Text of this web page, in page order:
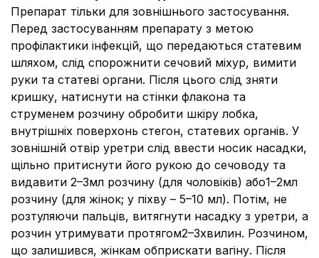
Препарат тільки для зовнішнього застосування.
Перед застосуванням препарату з метою
профілактики інфекцій, що передаються статевим
шляхом, слід спорожнити сечовий міхур, вимити
руки та статеві органи. Після цього слід зняти
кришку, натиснути на стінки флакона та
струменем розчину обробити шкіру лобка,
внутрішніх поверхонь стегон, статевих органів. У
зовнішній отвір уретри слід ввести носик насадки,
щільно притиснути його рукою до сечоводу та
видавити 2–3мл розчину (для чоловіків) або1–2мл
розчину (для жінок; у піхву – 5–10 мл). Потім, не
розтуляючи пальців, витягнути насадку з уретри, а
розчин утримувати протягом2–3хвилин. Розчином,
що залишився, жінкам обприскати вагіну. Після